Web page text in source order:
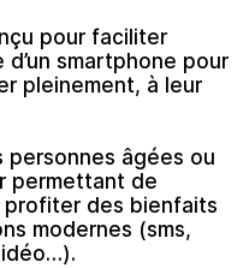
pour faciliter
d’un smartphone pour
pleinement, à leur
personnes âgées ou
permettant de
des bienfaits
modernes (sms,